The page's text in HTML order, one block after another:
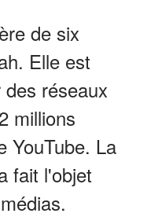
de six
Elle est
réseaux
millions
YouTube. La
fait l'objet